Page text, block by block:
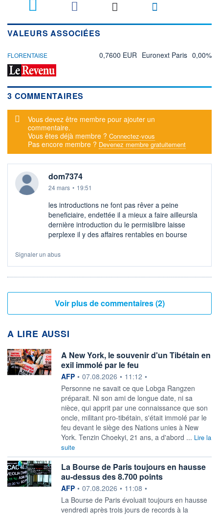
VALEURS ASSOCIÉES
FLORENTAISE 0,7600 EUR Euronext Paris 0,00%
3 COMMENTAIRES
Message d'alerte
Vous devez être membre pour ajouter un
commentaire.
Vous êtes déjà membre ? Connectez-vous
Pas encore membre ? Devenez membre gratuitement
dom7374
24 mars • 19:51
les introductions ne font pas rêver a peine
beneficiaire, endettée il a mieux a faire ailleursla
dernière introduction du le permislibre laisse
perplexe il y des affaires rentables en bourse
Signaler un abus
Voir plus de commentaires (2)
A LIRE AUSSI
A New York, le souvenir d'un Tibétain en
exil immolé par le feu
information fournie par
AFP • 07.08.2026 • 11:12 •
Personne ne savait ce que Lobga Rangzen
préparait. Ni son ami de longue date, ni sa
nièce, qui apprit par une connaissance que son
oncle, militant pro-tibétain, s'était immolé par le
feu devant le siège des Nations unies à New
York. Tenzin Choekyi, 21 ans, a d'abord ... Lire la
suite
La Bourse de Paris toujours en hausse
au-dessus des 8.700 points
information fournie par
AFP • 07.08.2026 • 11:08 •
La Bourse de Paris évoluait toujours en hausse
vendredi après trois jours de records à la